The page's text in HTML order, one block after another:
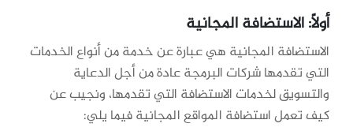
أولًا: الاستضافة المجانية
الاستضافة المجانية هي عبارة عن خدمة من أنواع الخدمات
التي تقدمها شركات البرمجة عادة من أجل الدعاية
والتسويق لخدمات الاستضافة التي تقدمها، ونجيب عن
كيف تعمل استضافة المواقع المجانية فيما يلي: